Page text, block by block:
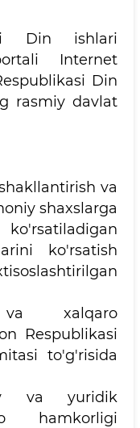
Din ishlari
Internet
Din
rasmiy davlat
va
shaxslarga
ko'rsatish
xalqaro
Respublikasi
to'g'risida
va yuridik
hamkorligi